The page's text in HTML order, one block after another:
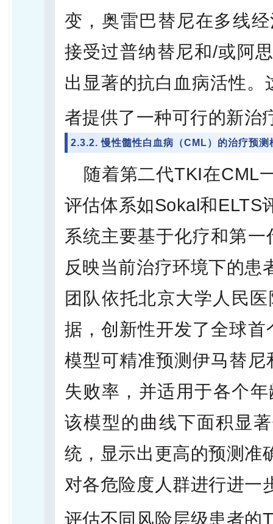
变，奥雷巴替尼在多线
接受过普纳替尼和/或阿
出显著的抗白血病活性
者提供了一种可行的新治
2.3.2. 慢性髓性白血病（CML）的治疗预测
随着第二代TKI在CML
评估体系如Sokal和ELTS
系统主要基于化疗和第
反映当前治疗环境下的患
团队依托北京大学人民
据，创新性开发了全球
模型可精准预测伊马替
失败率，并适用于各个
该模型的曲线下面积显
统，显示出更高的预测准
对各危险度人群进行进一
评估不同风险层级患者的